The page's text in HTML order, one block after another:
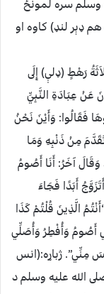
وسلم سره لمونځ
هم ډېر لنډ) کاوه او
رَهْطٍ (ډلې) إِلَى
عَنْ عِبَادَةِ النَّبِيِّ
فَقَالُوا: وَأَيْنَ نَحْنُ
مِنْ ذَنْبِهِ وَمَا
وَقَالَ آخَرُ: أَنَا أَصُومُ
أَبَدًا فَجَاءَ
الَّذِينَ قُلْتُمْ كَذَا
أَصُومُ وَأُفْطِرُ وَأُصَلِّي
مِنِّي”. ژباړه:(انس
الله عليه وسلم د